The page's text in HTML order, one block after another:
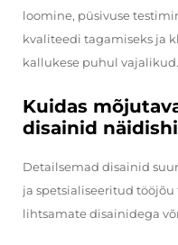
loomine, püsivuse
kvaliteedi tagamiseks ja
kallukese puhul vajalikud.
Kuidas
disainid
Detailsemad disainid
ja spetsialiseeritud
lihtsamate disainidega